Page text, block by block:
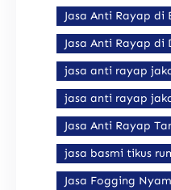
Jasa Anti Rayap di
Jasa Anti Rayap di
jasa anti rayap
jasa anti rayap
Jasa Anti Rayap
jasa basmi tikus
Jasa Fogging